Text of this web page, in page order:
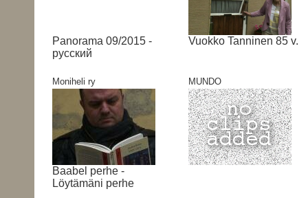
Panorama 09/2015 -
русский
Vuokko Tanninen 85 v.
Moniheli ry
Baabel perhe -
Löytämäni perhe
MUNDO